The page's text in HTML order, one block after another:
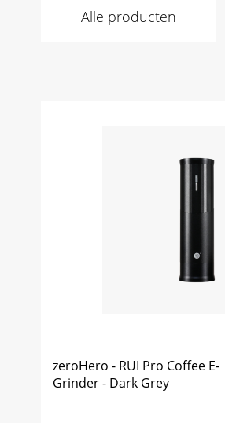
Alle producten
zeroHero - RUI Pro Coffee E-
Grinder - Dark Grey